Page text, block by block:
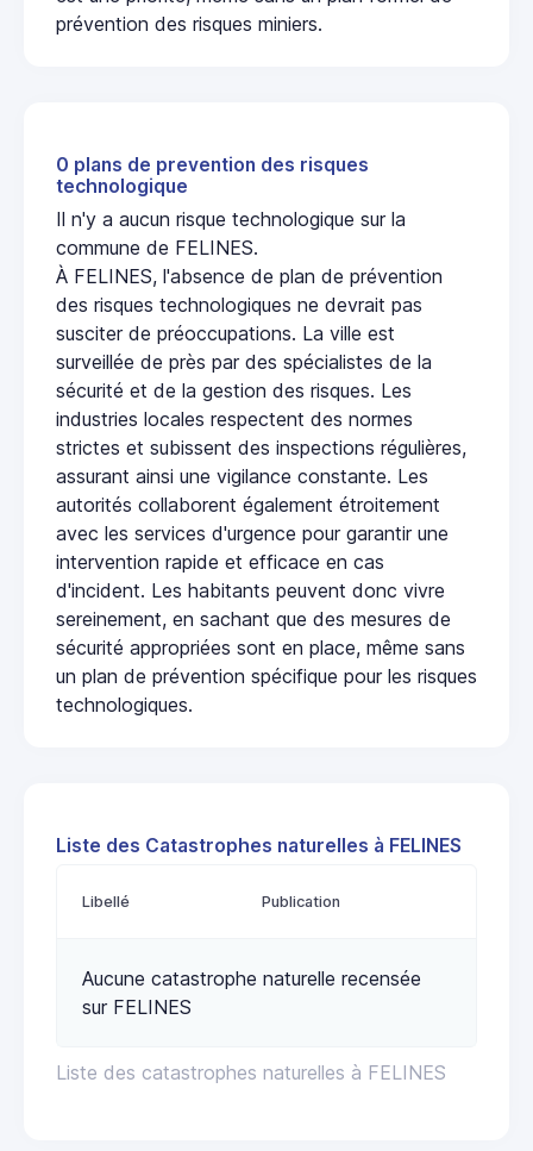
prévention des risques miniers.
0 plans de prevention des risques
technologique
Il n'y a aucun risque technologique sur la
commune de FELINES.
À FELINES, l'absence de plan de prévention
des risques technologiques ne devrait pas
susciter de préoccupations. La ville est
surveillée de près par des spécialistes de la
sécurité et de la gestion des risques. Les
industries locales respectent des normes
strictes et subissent des inspections régulières,
assurant ainsi une vigilance constante. Les
autorités collaborent également étroitement
avec les services d'urgence pour garantir une
intervention rapide et efficace en cas
d'incident. Les habitants peuvent donc vivre
sereinement, en sachant que des mesures de
sécurité appropriées sont en place, même sans
un plan de prévention spécifique pour les risques
technologiques.
Liste des Catastrophes naturelles à FELINES
Liste des catastrophes naturelles à FELINES
Libellé Publication
Aucune catastrophe naturelle recensée
sur FELINES